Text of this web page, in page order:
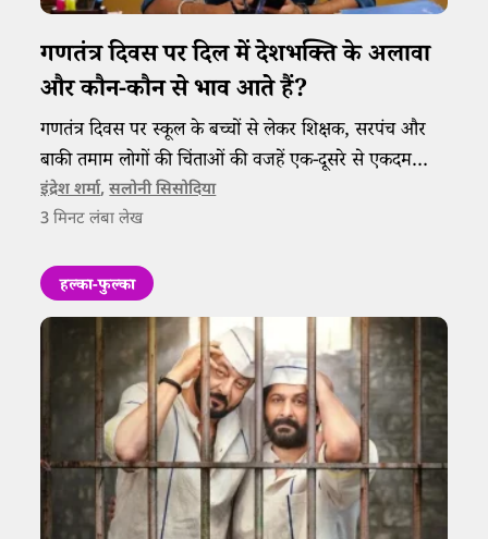
गणतंत्र दिवस पर दिल में देशभक्ति के अलावा
और कौन-कौन से भाव आते हैं?
गणतंत्र दिवस पर स्कूल के बच्चों से लेकर शिक्षक, सरपंच और
बाकी तमाम लोगों की चिंताओं की वजहें एक-दूसरे से एकदम
अलग होती हैं।
इंद्रेश शर्मा,सलोनी सिसोदिया
3 मिनट लंबा लेख
हल्का-फुल्का